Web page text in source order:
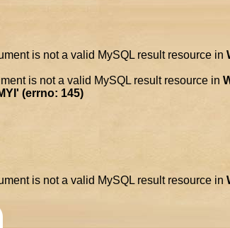
is not a valid MySQL result resource in
is not a valid MySQL result resource in
(errno: 145)
is not a valid MySQL result resource in